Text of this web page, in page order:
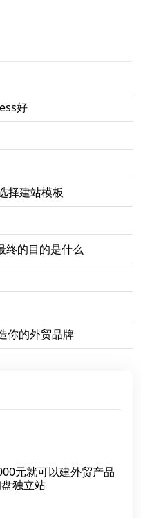
好
择建站模板
终的目的是什么
你的外贸品牌
元就可以建外贸产品
独立站